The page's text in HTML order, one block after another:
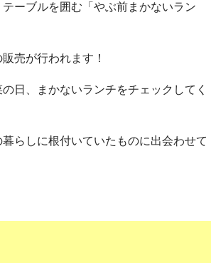
ーブルを囲む「やぶ前まかないラン
売が行われます！
日、まかないランチをチェックしてく
らしに根付いていたものに出会わせて